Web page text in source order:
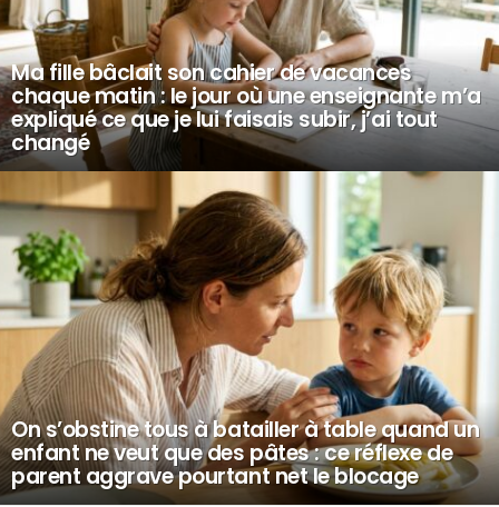
Ma fille bâclait son cahier de vacances
chaque matin : le jour où une enseignante m’a
expliqué ce que je lui faisais subir, j’ai tout
changé
On s’obstine tous à batailler à table quand un
enfant ne veut que des pâtes : ce réflexe de
parent aggrave pourtant net le blocage